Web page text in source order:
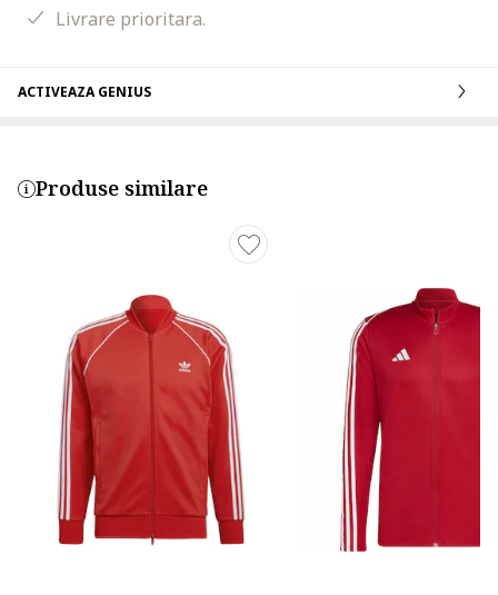
Livrare prioritara.
ACTIVEAZA GENIUS
Produse similare